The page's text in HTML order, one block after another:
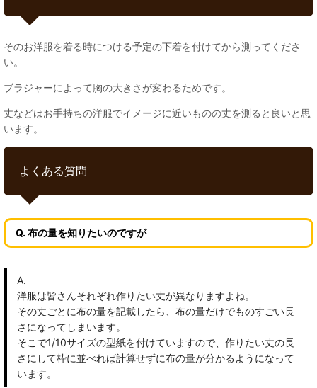
そのお洋服を着る時につける予定の下着を付けてから測ってくださ
い。
ブラジャーによって胸の大きさが変わるためです。
丈などはお手持ちの洋服でイメージに近いものの丈を測ると良いと思
います。
よくある質問
Q. 布の量を知りたいのですが
A.
洋服は皆さんそれぞれ作りたい丈が異なりますよね。
その丈ごとに布の量を記載したら、布の量だけでものすごい長
さになってしまいます。
そこで1/10サイズの型紙を付けていますので、作りたい丈の長
さにして枠に並べれば計算せずに布の量が分かるようになって
います。